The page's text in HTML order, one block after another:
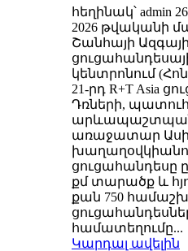
հեղինակ՝ admin
2026 թվականի
Շանհայի
կենտրոնում
21-րդ R+T Asia
Դռների,
առաջատար
ցուցահանդեսը
քմ տարածք և
քան 750
համատեղումը...
Կարդալ ավելին